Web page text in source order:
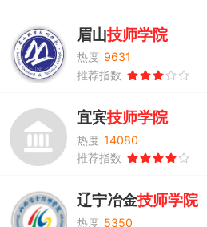
眉山技师学院
热度 9631
推荐指数
宜宾技师学院
热度 14080
推荐指数
辽宁冶金技师学院
热度 5350